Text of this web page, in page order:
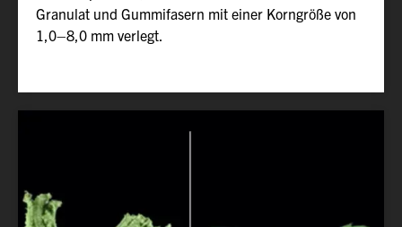
Granulat und Gummifasern mit einer Korngröße von
1,0–8,0 mm verlegt.